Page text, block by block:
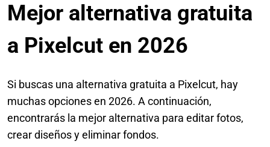
Mejor alternativa gratuita
a Pixelcut en 2026
Si buscas una alternativa gratuita a Pixelcut, hay
muchas opciones en 2026. A continuación,
encontrarás la mejor alternativa para editar fotos,
crear diseños y eliminar fondos.